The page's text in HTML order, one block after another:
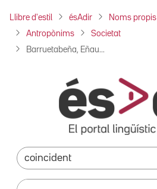
Llibre d'estil ésAdir Noms propis
Antropònims Societat
Barruetabeña, Eñau...